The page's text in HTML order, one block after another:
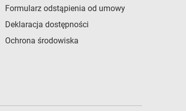
Formularz odstąpienia od umowy
Deklaracja dostępności
Ochrona środowiska